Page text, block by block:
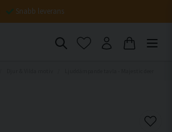
Snabb leverans